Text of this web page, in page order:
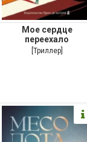
Мое сердце
переехало
[Триллер]